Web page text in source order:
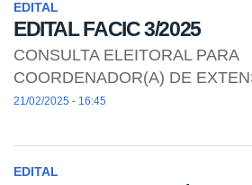
EDITAL
EDITAL FACIC 3/2025
CONSULTA ELEITORAL PARA
COORDENADOR(A) DE
21/02/2025 - 16:45
EDITAL